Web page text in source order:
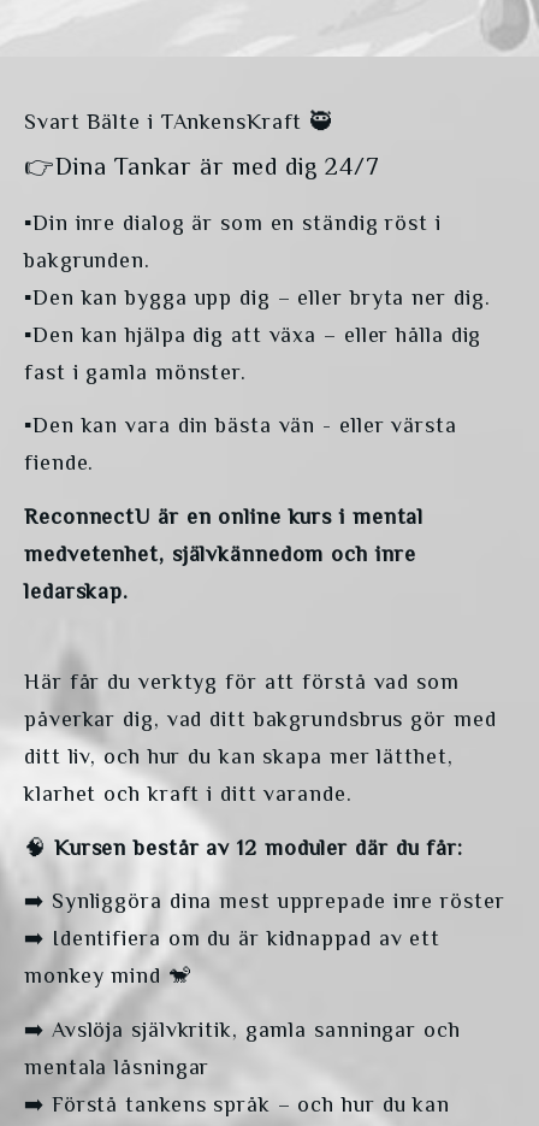
Svart Bälte i TAnkensKraft 🥷
👉Dina Tankar är med dig 24/7
▪️Din inre dialog är som en ständig röst i
bakgrunden.
▪️Den kan bygga upp dig – eller bryta ner dig.
▪️Den kan hjälpa dig att växa – eller hålla dig
fast i gamla mönster.
▪️Den kan vara din bästa vän - eller värsta
fiende.
ReconnectU är en online kurs i mental
medvetenhet, självkännedom och inre
ledarskap.
Här får du verktyg för att förstå vad som
påverkar dig, vad ditt bakgrundsbrus gör med
ditt liv, och hur du kan skapa mer lätthet,
klarhet och kraft i ditt varande.
🧠 Kursen består av 12 moduler där du får:
➡️ Synliggöra dina mest upprepade inre röster
➡️ Identifiera om du är kidnappad av ett
monkey mind 🐒
➡️ Avslöja självkritik, gamla sanningar och
mentala låsningar
➡️ Förstå tankens språk – och hur du kan